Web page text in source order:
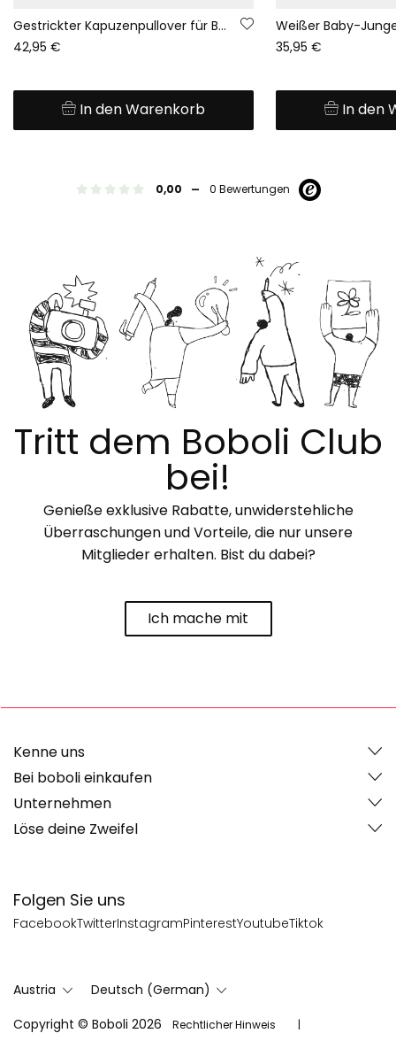
Gestrickter Kapuzenpullover für Babys in Braun mit Streifen
42,95 €
In den Warenkorb
35,95 €
In den
0,00 - 0 Bewertungen
Tritt dem Boboli Club
bei!
Genieße exklusive Rabatte, unwiderstehliche
Überraschungen und Vorteile, die nur unsere
Mitglieder erhalten. Bist du dabei?
Ich mache mit
Folgen Sie uns
FacebookTwitterInstagramPinterestYoutubeTiktok
Kenne uns
Bei boboli einkaufen
Unternehmen
Löse deine Zweifel
Austria
Deutsch (German)
Copyright © Boboli 2026
Rechtlicher Hinweis